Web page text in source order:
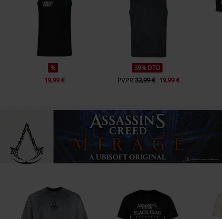
%
19,99 €
39% DTO
PVPR32,99 € 19,99 €